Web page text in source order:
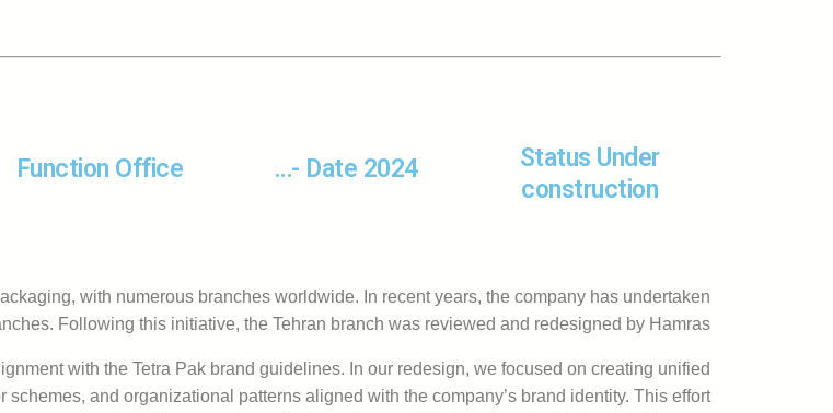
Status Under
construction
Date 2024 -…
Function Office
with numerous branches worldwide. In recent years, the company has undertaken
Following this initiative, the Tehran branch was reviewed and redesigned by Hamras.
with the Tetra Pak brand guidelines. In our redesign, we focused on creating unified
and organizational patterns aligned with the company’s brand identity. This effort